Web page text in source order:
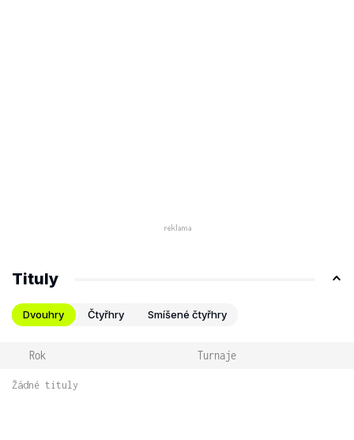
Tituly
Dvouhry Čtyřhry Smíšené čtyřhry
Rok Turnaje
Žádné tituly